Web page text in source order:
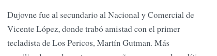
Dujovne fue al secundario al Nacional y Comercial de
Vicente López, donde trabó amistad con el primer
tecladista de Los Pericos, Martín Gutman. Más